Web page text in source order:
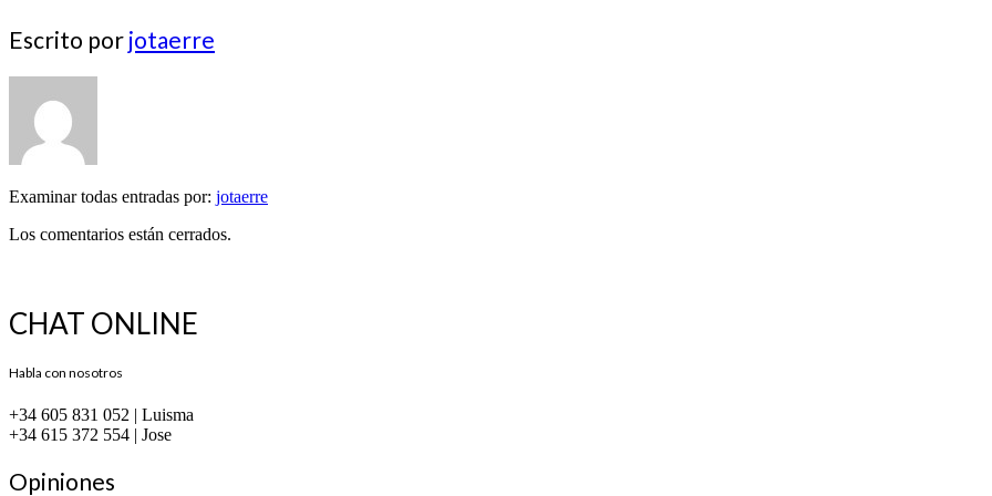
Escrito por jotaerre
Examinar todas entradas por: jotaerre
Los comentarios están cerrados.
CHAT ONLINE
Habla con nosotros
+34 605 831 052 | Luisma
+34 615 372 554 | Jose
Opiniones